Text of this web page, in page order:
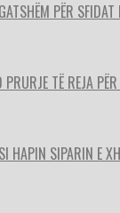
PËR SFIDAT
TË REJA
HAPIN SIPARIN E